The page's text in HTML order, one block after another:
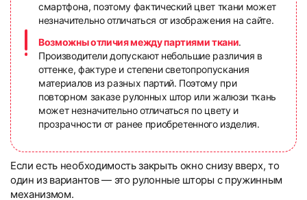
смартфона, поэтому фактический цвет ткани может
незначительно отличаться от изображения на сайте.
Возможны отличия между партиями ткани.
Производители допускают небольшие различия в
оттенке, фактуре и степени светопропускания
материалов из разных партий. Поэтому при
повторном заказе рулонных штор или жалюзи ткань
может незначительно отличаться по цвету и
прозрачности от ранее приобретенного изделия.
Если есть необходимость закрыть окно снизу вверх, то
один из вариантов — это рулонные шторы с пружинным
механизмом.